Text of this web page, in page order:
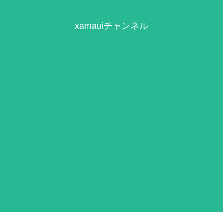
xamauiチャンネル